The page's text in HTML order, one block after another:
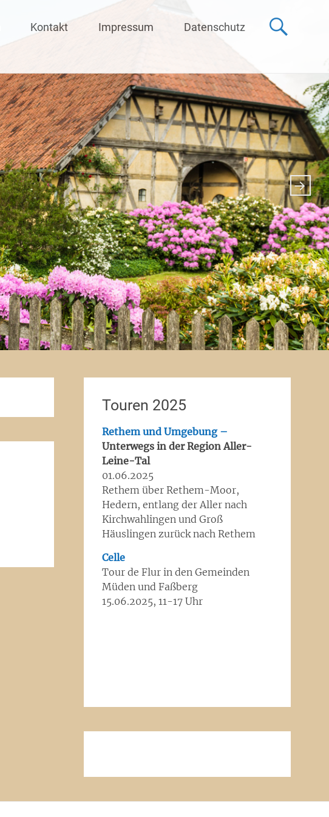
Kontakt Impressum Datenschutz
Touren 2025
Rethem und Umgebung –
Unterwegs in der Region Aller-
Leine-Tal
01.06.2025
Rethem über Rethem-Moor,
Hedern, entlang der Aller nach
Kirchwahlingen und Groß
Häuslingen zurück nach Rethem
Celle
Tour de Flur in den Gemeinden
Müden und Faßberg
15.06.2025, 11-17 Uhr